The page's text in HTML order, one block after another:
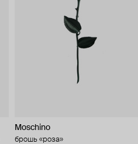
Moschino
брошь «роза»